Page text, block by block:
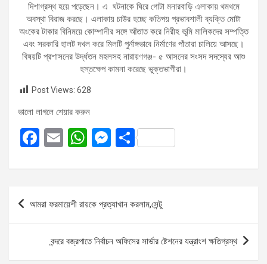
দিশাগ্রস্থ হয়ে পড়েছেন। এ ঘটনাকে ঘিরে গোটা মনারবাড়ি এলাকায় থমথমে
অবস্থা বিরাজ করছে। এলাকায় চাউর হচ্ছে কতিপয় প্রভাবশালী ব্যক্তি মোটা
অংকের টাকার বিনিময়ে কোম্পানীর সঙ্গে আঁতাত করে নিরীহ ভূমি মালিকদের সম্পত্তি
এবং সরকারি হালট দখল করে মিলটি পুর্নাঙ্গভাবে নির্মাণের পাঁতারা চালিয়ে আসছে।
বিষয়টি প্রশাসনের উর্দ্ধতন মহলসহ নারায়ণগঞ্জ- ৫ আসনের সংসদ সদস্যের আশু
হস্তক্ষেপ কামনা করেছে ভুক্তভাগীরা।
Post Views: 628
ভালো লাগলে শেয়ার করুন
F
ce
o
E
ail
W
at
A
p
p
M
se
g
er
S
ar
Post
আমরা ফরমায়েশী রায়কে প্রত্যাখান করলাম,সেন্টু
বন্দরে বজ্রপাতে নির্বাচন অফিসের সার্ভার ষ্টেশনের যন্ত্রাংশ ক্ষতিগ্রস্থ